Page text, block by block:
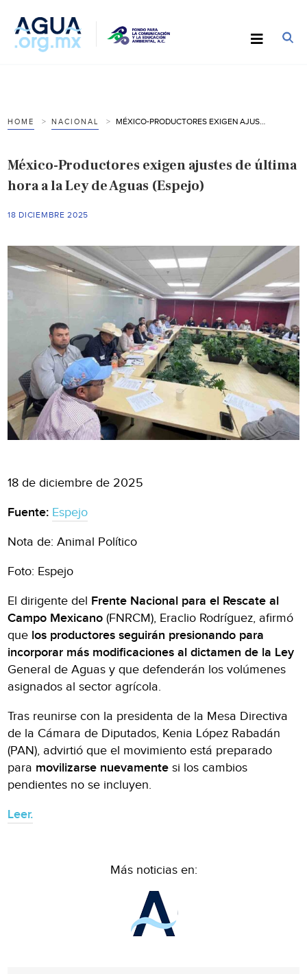
HOME NACIONAL
México-Productores exigen ajustes de última
hora a la Ley de Aguas (Espejo)
18 DICIEMBRE 2025
18 de diciembre de 2025
Fuente: Espejo
Nota de: Animal Político
Foto: Espejo
El dirigente del Frente Nacional para el Rescate al
Campo Mexicano (FNRCM), Eraclio Rodríguez, afirmó
que los productores seguirán presionando para
incorporar más modificaciones al dictamen de la Ley
General de Aguas y que defenderán los volúmenes
asignados al sector agrícola.
Tras reunirse con la presidenta de la Mesa Directiva
de la Cámara de Diputados, Kenia López Rabadán
(PAN), advirtió que el movimiento está preparado
para movilizarse nuevamente si los cambios
pendientes no se incluyen.
Leer.
Más noticias en: